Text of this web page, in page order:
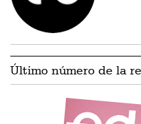
Último número de la